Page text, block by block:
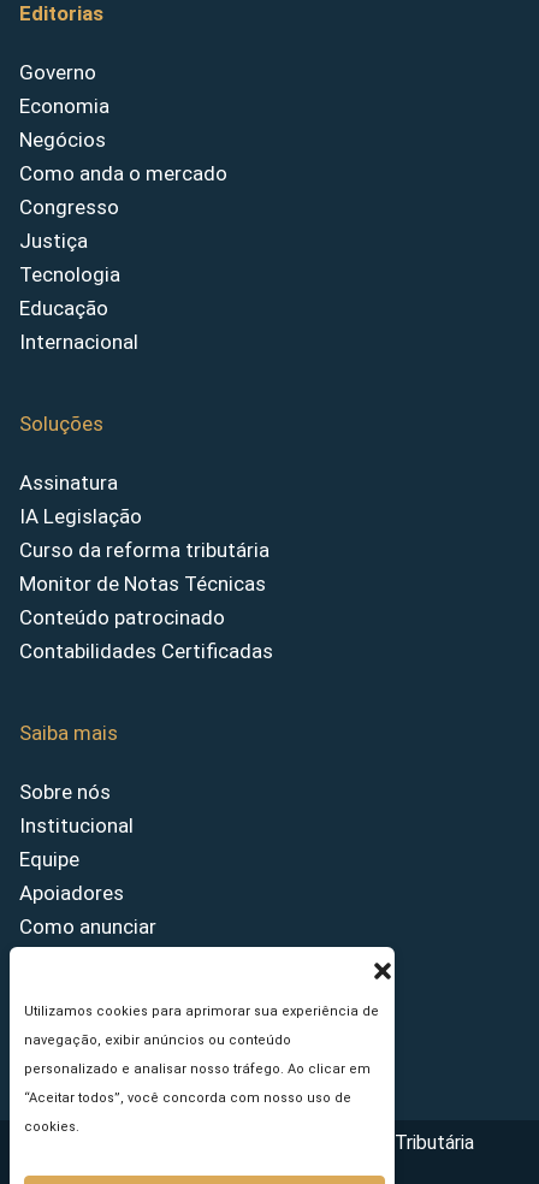
Utilizamos cookies para aprimorar sua experiência de
navegação, exibir anúncios ou conteúdo
personalizado e analisar nosso tráfego. Ao clicar em
“Aceitar todos”, você concorda com nosso uso de
cookies.
Editorias
Governo
Economia
Negócios
Como anda o mercado
Congresso
Justiça
Tecnologia
Educação
Internacional
Soluções
Assinatura
IA Legislação
Curso da reforma tributária
Monitor de Notas Técnicas
Conteúdo patrocinado
Contabilidades Certificadas
Saiba mais
Sobre nós
Institucional
Equipe
Apoiadores
Como anunciar
Princípios Editoriais
Copyright © 2026 - Portal da Reforma Tributária